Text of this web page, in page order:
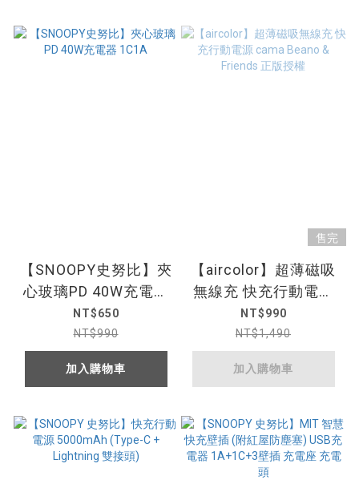
【SNOOPY史努比】夾
心玻璃PD 40W充電器
1C1A
NT$650
NT$990
加入購物車
售完
【aircolor】超薄磁吸
無線充 快充行動電源
cama Beano &
Friends 正版授權
NT$990
NT$1,490
加入購物車